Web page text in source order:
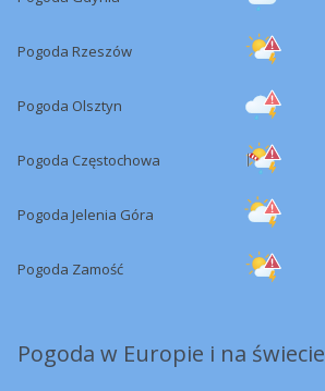
Pogoda Rzeszów
Pogoda Olsztyn
Pogoda Częstochowa
Pogoda Jelenia Góra
Pogoda Zamość
Pogoda w Europie i na świecie